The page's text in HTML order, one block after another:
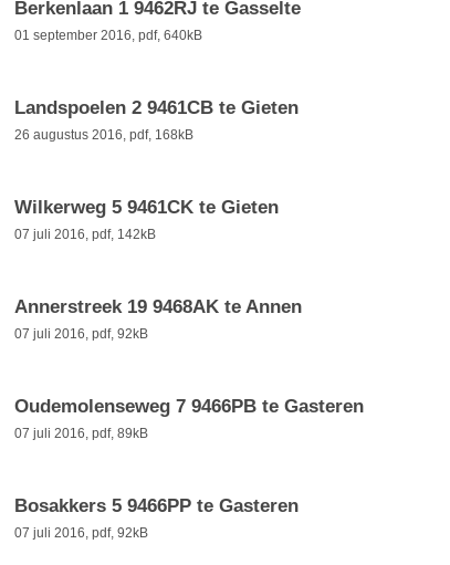
Berkenlaan 1 9462RJ te Gasselte
01 september 2016, pdf, 640kB
Landspoelen 2 9461CB te Gieten
26 augustus 2016, pdf, 168kB
Wilkerweg 5 9461CK te Gieten
07 juli 2016, pdf, 142kB
Annerstreek 19 9468AK te Annen
07 juli 2016, pdf, 92kB
Oudemolenseweg 7 9466PB te Gasteren
07 juli 2016, pdf, 89kB
Bosakkers 5 9466PP te Gasteren
07 juli 2016, pdf, 92kB